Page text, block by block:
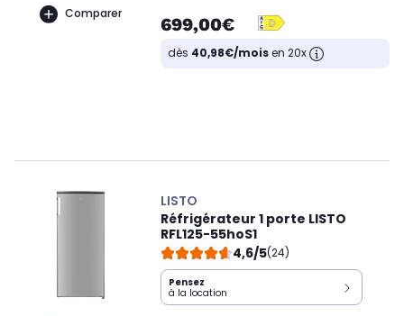
Comparer 699,00€
dès 40,98€/moisen 20x
LISTO
Réfrigérateur 1 porte LISTO
RFL125-55hoS1
4,6/5(24)
Pensez
à la location